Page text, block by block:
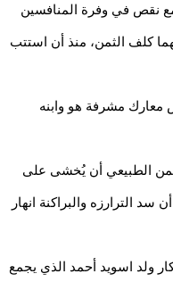
مع نقص في وفرة المنافسين
كلف الثمن، منذ أن استتب
معارك مشرفة هو وابنه
فمن الطبيعي أن يُخشى على
سد الترارزه والبراكنة انهار
ولد اسويد أحمد الذي يجمع